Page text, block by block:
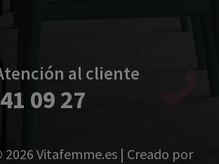
al cliente
09 27
Vitafemme.es | Creado por